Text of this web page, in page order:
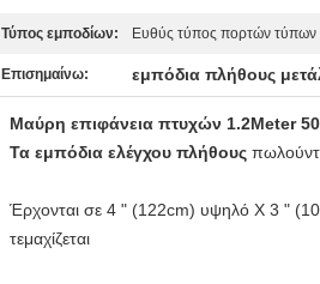
Τύπος εμποδίων: Ευθύς τύπος πορτών
Επισημαίνω: εμπόδια πλήθους
Μαύρη επιφάνεια πτυχών 1.2Meter
Τα εμπόδια ελέγχου πλήθους
Έρχονται σε 4 " (122cm) υψηλό Χ 3 "
τεμαχίζεται